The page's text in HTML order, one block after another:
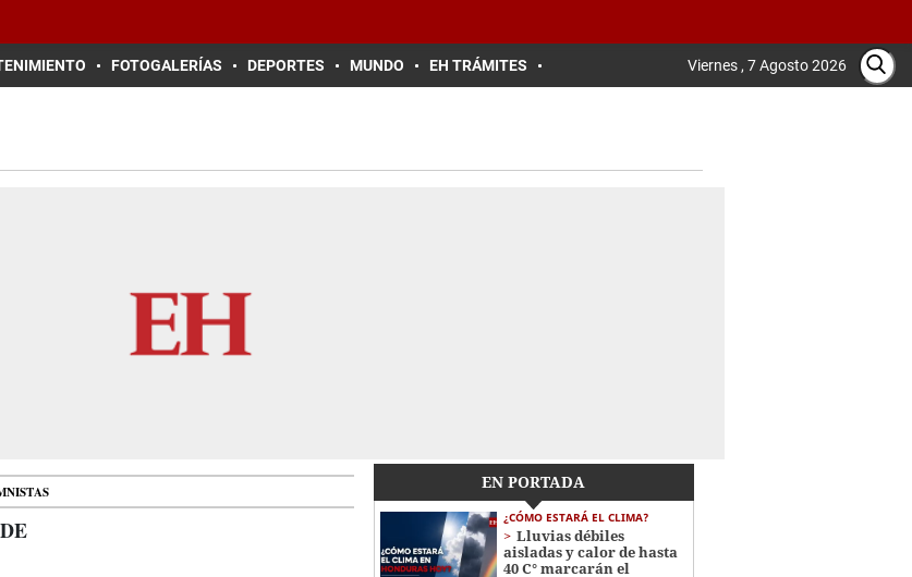
FOTOGALERÍAS DEPORTES MUNDO EH TRÁMITES Viernes , 7 Agosto 2026
EN PORTADA
¿CÓMO ESTARÁ EL CLIMA?
Lluvias débiles
aisladas y calor de hasta
40 C° marcarán el